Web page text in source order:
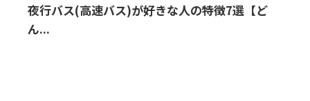
夜行バス(高速バス)が好きな人の特徴7選【ど
ん...